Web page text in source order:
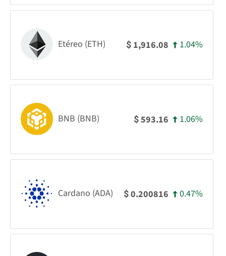
Etéreo (ETH) $ 1,916.08 1.04%
BNB (BNB) $593.16 1.06%
Cardano (ADA) $0.200816 0.47%